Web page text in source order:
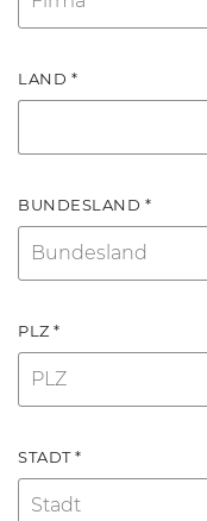
LAND *
BUNDESLAND *
PLZ *
STADT *